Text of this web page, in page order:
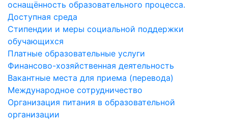
оснащённость образовательного процесса.
Доступная среда
Стипендии и меры социальной поддержки
обучающихся
Платные образовательные услуги
Финансово-хозяйственная деятельность
Вакантные места для приема (перевода)
Международное сотрудничество
Организация питания в образовательной
организации